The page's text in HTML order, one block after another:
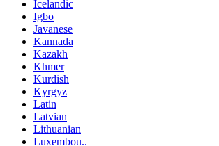
Icelandic
Igbo
Javanese
Kannada
Kazakh
Khmer
Kurdish
Kyrgyz
Latin
Latvian
Lithuanian
Luxembou..